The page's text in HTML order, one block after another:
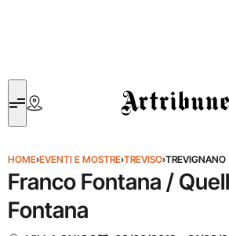
Artribune
HOME›EVENTI E MOSTRE›TREVISO›TREVIGNANO
Franco Fontana /
Fontana